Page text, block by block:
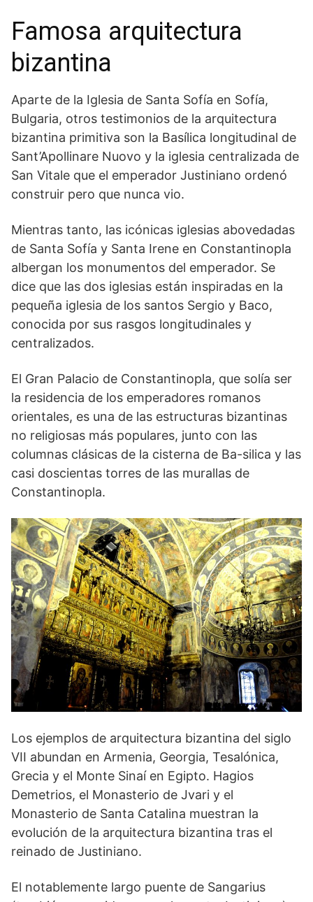
Famosa arquitectura
bizantina
Aparte de la Iglesia de Santa Sofía en Sofía,
Bulgaria, otros testimonios de la arquitectura
bizantina primitiva son la Basílica longitudinal de
Sant’Apollinare Nuovo y la iglesia centralizada de
San Vitale que el emperador Justiniano ordenó
construir pero que nunca vio.
Mientras tanto, las icónicas iglesias abovedadas
de Santa Sofía y Santa Irene en Constantinopla
albergan los monumentos del emperador. Se
dice que las dos iglesias están inspiradas en la
pequeña iglesia de los santos Sergio y Baco,
conocida por sus rasgos longitudinales y
centralizados.
El Gran Palacio de Constantinopla, que solía ser
la residencia de los emperadores romanos
orientales, es una de las estructuras bizantinas
no religiosas más populares, junto con las
columnas clásicas de la cisterna de Ba-silica y las
casi doscientas torres de las murallas de
Constantinopla.
Los ejemplos de arquitectura bizantina del siglo
VII abundan en Armenia, Georgia, Tesalónica,
Grecia y el Monte Sinaí en Egipto. Hagios
Demetrios, el Monasterio de Jvari y el
Monasterio de Santa Catalina muestran la
evolución de la arquitectura bizantina tras el
reinado de Justiniano.
El notablemente largo puente de Sangarius